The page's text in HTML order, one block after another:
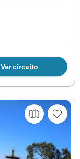
Ver circuito